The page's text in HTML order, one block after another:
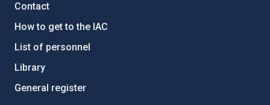
Contact
How to get to the IAC
List of personnel
Library
General register